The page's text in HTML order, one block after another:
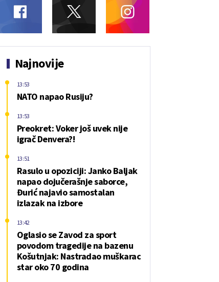
Najnovije
NATO napao Rusiju?
13:53
Preokret: Voker još uvek nije
igrač Denvera?!
13:53
Rasulo u opoziciji: Janko Baljak
napao dojučerašnje saborce,
Đurić najavio samostalan
izlazak na izbore
13:51
Oglasio se Zavod za sport
povodom tragedije na bazenu
Košutnjak: Nastradao muškarac
star oko 70 godina
13:42